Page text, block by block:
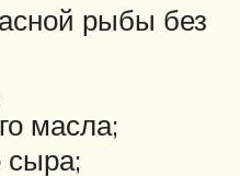
рыбы без
масла;
сыра;